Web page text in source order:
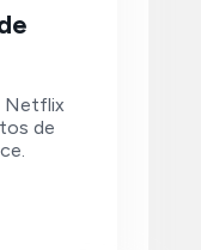
Netflix
de